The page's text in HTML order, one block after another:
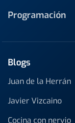
Programación
Blogs
Juan de la Herrán
Javier Vizcaino
Cocina con nervio